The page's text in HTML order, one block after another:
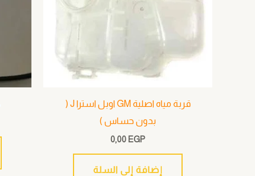
قربة مياه اصلية GM اوبل استرا J (
بدون حساس )
0,00 EGP
إضافة إلى السلة